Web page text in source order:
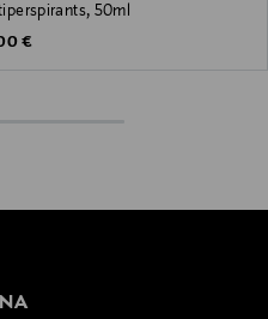
50ml
Price
€